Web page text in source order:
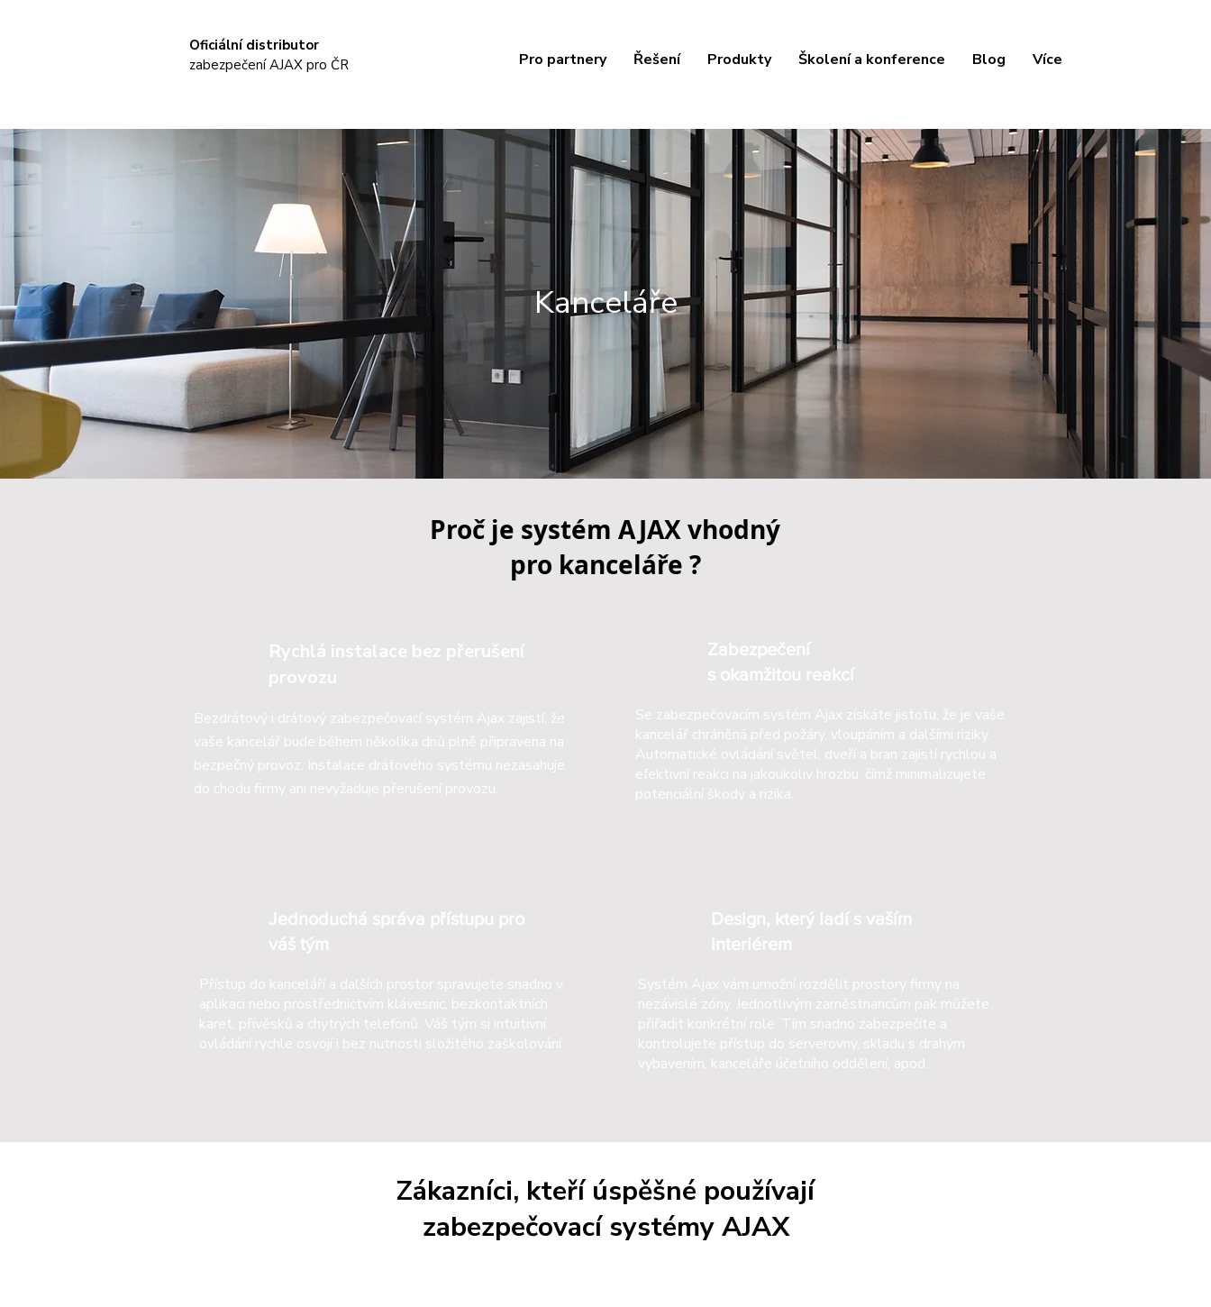
Oficiální distributor
zabezpečení AJAX pro ČR
Pro partnery Řešení Produkty Školení a konference Blog Více
Kanceláře
Proč je systém AJAX vhodný
pro kanceláře ?
Rychlá instalace bez přerušení
provozu
Bezdrátový i drátový zabezpečovací systém Ajax zajistí, že
vaše kancelář bude během několika dnů plně připravena na
bezpečný provoz. Instalace drátového systému nezasahuje
do chodu firmy ani nevyžaduje přerušení provozu.
Zabezpečení
s okamžitou reakcí
Se zabezpečovacím systém Ajax získáte jistotu, že je vaše
kancelář chráněná před požáry, vloupáním a dalšími riziky.
Automatické ovládání světel, dveří a bran zajistí rychlou a
efektivní reakci na jakoukoliv hrozbu, čímž minimalizujete
potenciální škody a rizika.
Jednoduchá správa přístupu pro
váš tým
Přístup do kanceláří a dalších prostor spravujete snadno v
aplikaci nebo prostřednictvím klávesnic, bezkontaktních
karet, přívěsků a chytrých telefonů. Váš tým si intuitivní
ovládání rychle osvojí i bez nutnosti složitého zaškolování.
Design, který ladí s vaším
interiérem
Systém Ajax vám umožní rozdělit prostory firmy na
nezávislé zóny. Jednotlivým zaměstnancům pak můžete
přiřadit konkrétní role. Tím snadno zabezpečíte a
kontrolujete přístup do serverovny, skladu s drahým
vybavením, kanceláře účetního oddělení, apod.
Zákazníci, kteří úspěšné používají
zabezpečovací systémy AJAX